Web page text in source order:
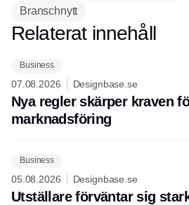
Branschnytt
Annons
Relaterat innehåll
Business
07.08.2026 Designbase.se
Nya regler skärper kraven
marknadsföring
Business
05.08.2026 Designbase.se
Utställare förväntar sig